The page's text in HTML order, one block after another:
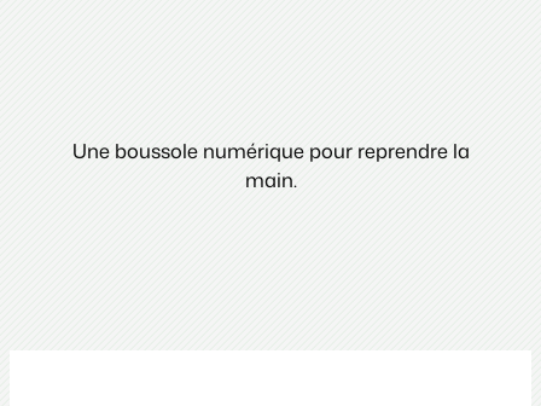
Une boussole numérique pour reprendre la
main.